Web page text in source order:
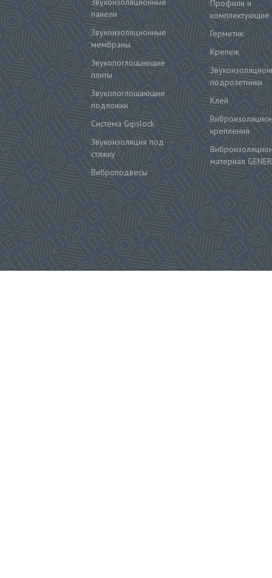
панели
Звукоизоляционные
мембраны
Звукопоглощающие
плиты
Звукопоглощающие
подложки
Система Gipslock
Звукоизоляция под
стяжку
Виброподвесы
Профили и
комплектующие
Герметик
Крепеж
подрозетники
Клей
крепления
материал